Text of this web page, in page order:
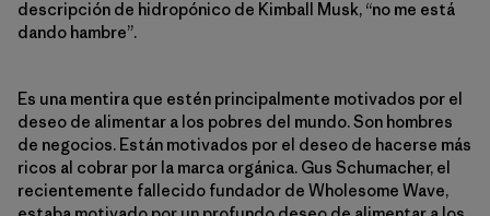
descripción de hidropónico de Kimball Musk, “no me está
dando hambre”.
Es una mentira que estén principalmente motivados por el
deseo de alimentar a los pobres del mundo. Son hombres
de negocios. Están motivados por el deseo de hacerse más
ricos al cobrar por la marca orgánica. Gus Schumacher, el
recientemente fallecido fundador de Wholesome Wave,